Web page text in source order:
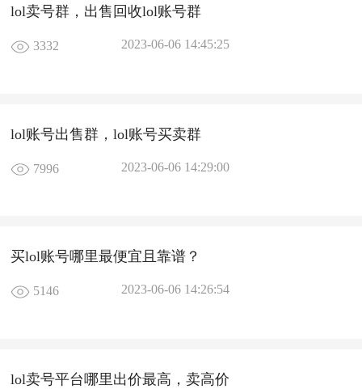
lol卖号群，出售回收lol账号群
3332 2023-06-06 14:45:25
lol账号出售群，lol账号买卖群
7996 2023-06-06 14:29:00
买lol账号哪里最便宜且靠谱？
5146 2023-06-06 14:26:54
lol卖号平台哪里出价最高，卖高价